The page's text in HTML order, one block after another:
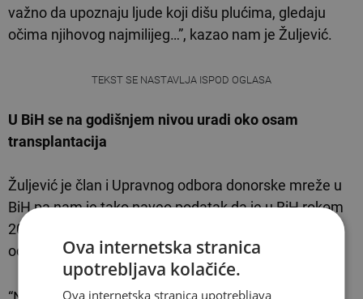
važno da upoznaju ljude koji dišu plućima, gledaju
očima njihovog najmilijeg…”, kazao nam je Žuljević.
TEKST SE NASTAVLJA ISPOD OGLASA
U BiH se na godišnjem nivou uradi oko osam
transplantacija
Žuljević je član i Upravnog odbora donorske mreže u
BiH pa nam je tako naveo podatak da je u BiH rokom
2016. i 2017. godine bilo više transplantacija organa
od mrtvog donora nego što je to slučaj danas.
Ova internetska stranica
upotrebljava kolačiće.
Ova internetska stranica upotrebljava